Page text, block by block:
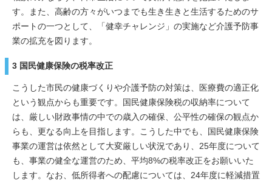
す。また、高齢の方々がいつまでも生き生きと生活するためのサ
ポートの一つとして、「健幸チャレンジ」の実施など介護予防事
業の拡充を図ります。
3 国民健康保険の税率改正
こうした市民の健康づくりや介護予防の対策は、医療費の適正化
という観点からも重要です。国民健康保険税の収納率について
は、厳しい財政事情の中での歳入の確保、公平性の確保の観点か
らも、更なる向上を目指します。こうした中でも、国民健康保険
事業の運営は依然として大変厳しい状況であり、25年度について
も、事業の健全な運営のため、平均8%の税率改正をお願いいた
します。なお、低所得者への配慮については、24年度に軽減措置